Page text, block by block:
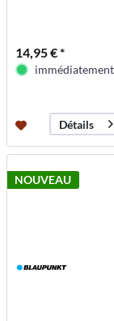
14,95 € *
Détails
NOUVEAU